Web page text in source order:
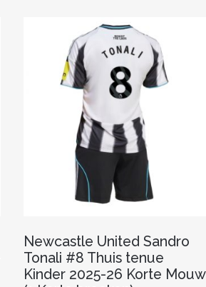
optie
kan
gekozen
worden
op
de
productpagina
Newcastle United Sandro
Tonali #8 Thuis tenue
Kinder 2025-26 Korte Mouw